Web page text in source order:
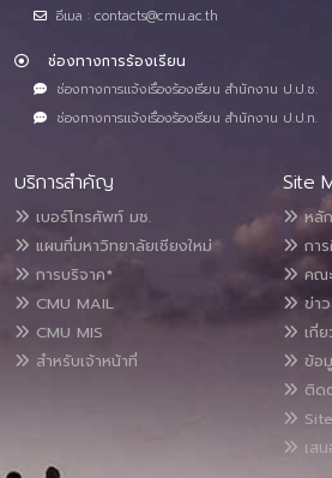
อีเมล : contacts@cmu.ac.th
ช่องทางการร้องเรียน
ช่องทางการแจ้งเรื่องร้องเรียน สำนักงาน ป.ป.ช.
ช่องทางการแจ้งเรื่องร้องเรียน สำนักงาน ป.ป.ท.
บริการสำคัญ
เบอร์โทรศัพท์ มช.
แผนที่มหาวิทยาลัยเชียงใหม่
การบริจาค*
CMU MAIL
CMU MIS
สำหรับเจ้าหน้าที่
Site
หลั
กา
คณ
ข่า
เกี่
ข้อ
ติด
เส